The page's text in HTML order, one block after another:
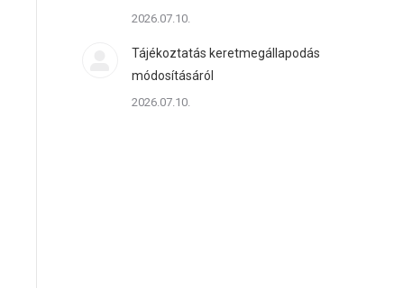
2026.07.10.
Tájékoztatás keretmegállapodás
módosításáról
2026.07.10.